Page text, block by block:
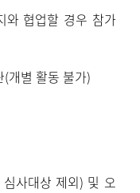
와 협업할 경우 참가
(개별 활동 불가)
사대상 제외) 및 오